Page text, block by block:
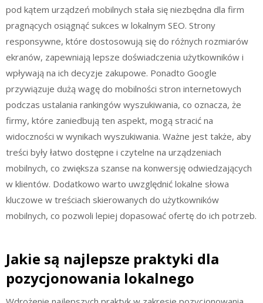
pod kątem urządzeń mobilnych stała się niezbędna dla firm
pragnących osiągnąć sukces w lokalnym SEO. Strony
responsywne, które dostosowują się do różnych rozmiarów
ekranów, zapewniają lepsze doświadczenia użytkowników i
wpływają na ich decyzje zakupowe. Ponadto Google
przywiązuje dużą wagę do mobilności stron internetowych
podczas ustalania rankingów wyszukiwania, co oznacza, że
firmy, które zaniedbują ten aspekt, mogą stracić na
widoczności w wynikach wyszukiwania. Ważne jest także, aby
treści były łatwo dostępne i czytelne na urządzeniach
mobilnych, co zwiększa szanse na konwersję odwiedzających
w klientów. Dodatkowo warto uwzględnić lokalne słowa
kluczowe w treściach skierowanych do użytkowników
mobilnych, co pozwoli lepiej dopasować ofertę do ich potrzeb.
Jakie są najlepsze praktyki dla
pozycjonowania lokalnego